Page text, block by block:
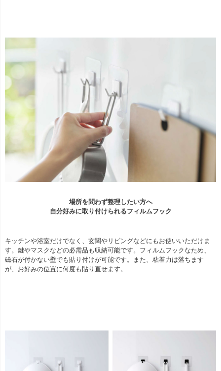
場所を問わず整理したい方へ
自分好みに取り付けられるフィルムフック
キッチンや浴室だけでなく、玄関やリビングなどにもお使いいただけま
す。鍵やマスクなどの必需品も収納可能です。フィルムフックなため、
磁石が付かない壁でも貼り付けが可能です。また、粘着力は落ちます
が、お好みの位置に何度も貼り直せます。